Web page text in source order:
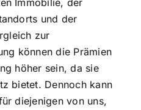
und der
zur
können die Prämien
höher sein, da sie
bietet. Dennoch kann
diejenigen von uns,